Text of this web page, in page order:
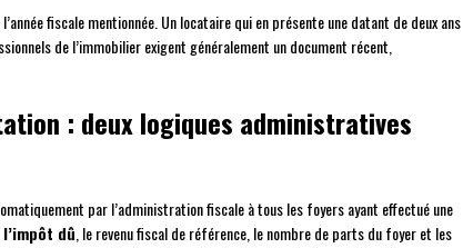
fiscale mentionnée. Un locataire qui en présente une datant de deux ans
de l’immobilier exigent généralement un document récent,
: deux logiques administratives
par l’administration fiscale à tous les foyers ayant effectué une
dû , le revenu fiscal de référence, le nombre de parts du foyer et les